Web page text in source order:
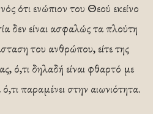
ότι ενώπιον του Θεού εκείνο
δεν είναι ασφαλώς τα πλούτη
του ανθρώπου, είτε της
ό,τι δηλαδή είναι φθαρτό με
παραμένει στην αιωνιότητα.